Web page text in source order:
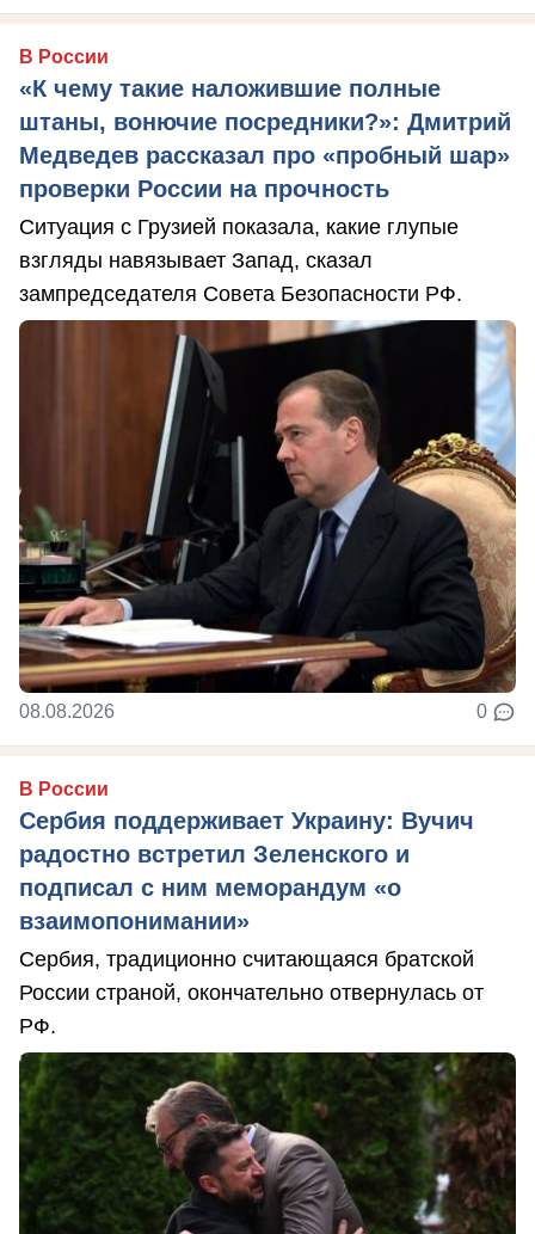
В России
«К чему такие наложившие полные
штаны, вонючие посредники?»: Дмитрий
Медведев рассказал про «пробный шар»
проверки России на прочность
Ситуация с Грузией показала, какие глупые
взгляды навязывает Запад, сказал
зампредседателя Совета Безопасности РФ.
08.08.2026 0
В России
Сербия поддерживает Украину: Вучич
радостно встретил Зеленского и
подписал с ним меморандум «о
взаимопонимании»
Сербия, традиционно считающаяся братской
России страной, окончательно отвернулась от
РФ.